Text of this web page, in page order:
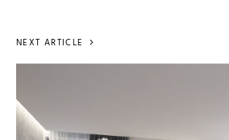
NEXT ARTICLE